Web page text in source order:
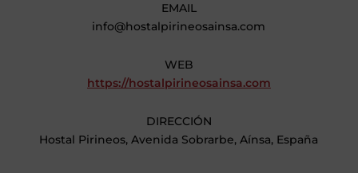
EMAIL
info@hostalpirineosainsa.com
WEB
https://hostalpirineosainsa.com
DIRECCIÓN
Hostal Pirineos, Avenida Sobrarbe, Aínsa, España